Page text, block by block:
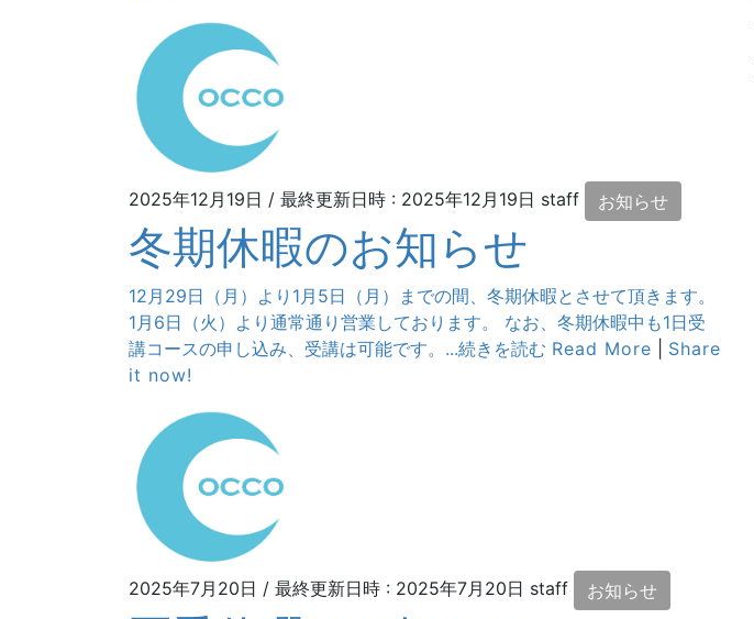
2025年12月19日 / 最終更新日時 : 2025年12月19日 staff お知らせ
冬期休暇のお知らせ
12月29日（月）より1月5日（月）までの間、冬期休暇とさせて頂きます。
1月6日（火）より通常通り営業しております。 なお、冬期休暇中も1日受
講コースの申し込み、受講は可能です。...続きを読む Read More
Share
it now!
2025年7月20日 / 最終更新日時 : 2025年7月20日 staff お知らせ